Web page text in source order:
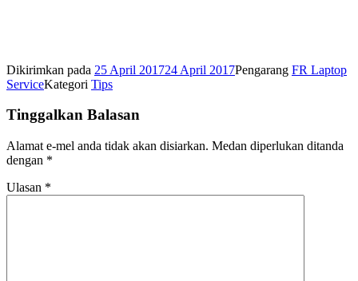
Dikirimkan pada 25 April 201724 April 2017Pengarang FR Laptop
ServiceKategori Tips
Tinggalkan Balasan
Alamat e-mel anda tidak akan disiarkan. Medan diperlukan ditanda
dengan *
Ulasan *